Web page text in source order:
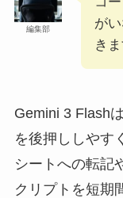
編集部
が
き
Gemini 3 Flashは
を後押ししやす
シートへの転記
クリプトを短期